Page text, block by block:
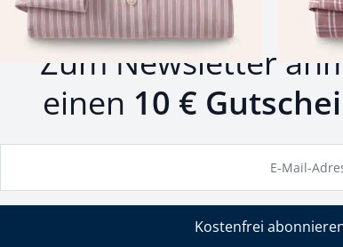
Zum Newsletter
einen 10 €
E-Mail-
Kostenfrei